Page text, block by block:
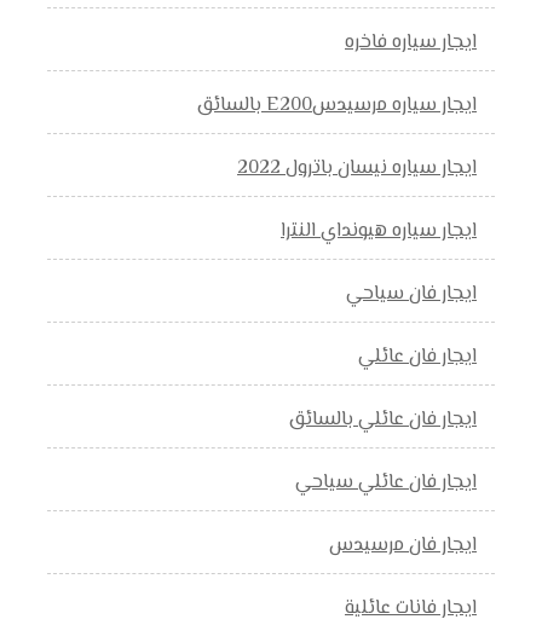
ايجار سياره فاخره
ايجار سياره مرسيدسE200 بالسائق
ايجار سياره نيسان باترول 2022
ايجار سياره هيونداي النترا
ايجار فان سياحي
ايجار فان عائلي
ايجار فان عائلي بالسائق
ايجار فان عائلي سياحي
ايجار فان مرسيدس
ايجار فانات عائلية